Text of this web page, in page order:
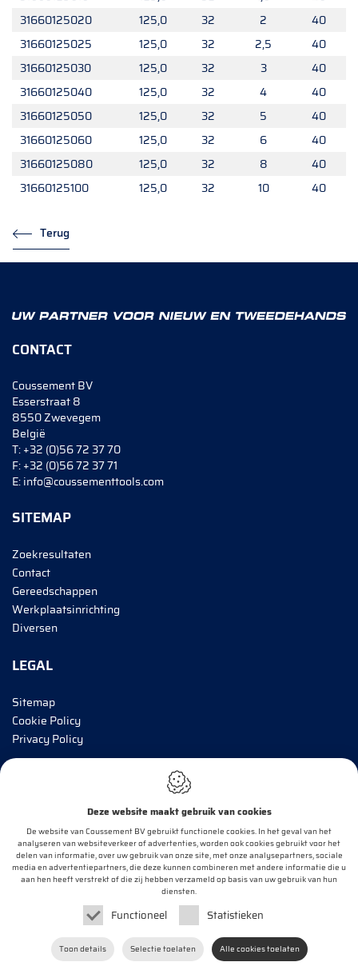
31660125020
125,0 32 2
40
31660125025
125,0 32 2,5
40
31660125030
125,0 32 3
40
31660125040
125,0 32 4
40
31660125050
125,0 32 5
40
31660125060
125,0 32 6
40
31660125080
125,0 32 8
40
31660125100
125,0 32 10 40
Terug
CONTACT
Coussement BV
Esserstraat 8
8550 Zwevegem
België
T:+32 (0)56 72 37 70
F:+32 (0)56 72 37 71
E:info@coussementtools.com
SITEMAP
Zoekresultaten
Contact
Gereedschappen
Werkplaatsinrichting
Diversen
LEGAL
Sitemap
Cookie Policy
Privacy Policy
BRENG MIJ OP DE HOOGTE!
E-mail*
OK
IDcreation2020
Deze website maakt gebruik van cookies
De website van Coussement BV gebruikt functionele cookies. In het geval van het
analyseren van websiteverkeer of advertenties, worden ook cookies gebruikt voor het
delen van informatie, over uw gebruik van onze site, met onze analysepartners, sociale
media en advertentiepartners, die deze kunnen combineren met andere informatie die u
aan hen heeft verstrekt of die zij hebben verzameld op basis van uw gebruik van hun
diensten.
Functioneel Statistieken
Toon details Selectie toelaten Alle cookies toelaten